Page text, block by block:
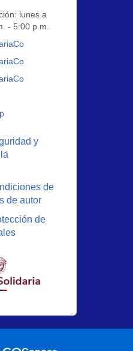
lunes a
- 5:00 p.m.
y
de
de autor
de